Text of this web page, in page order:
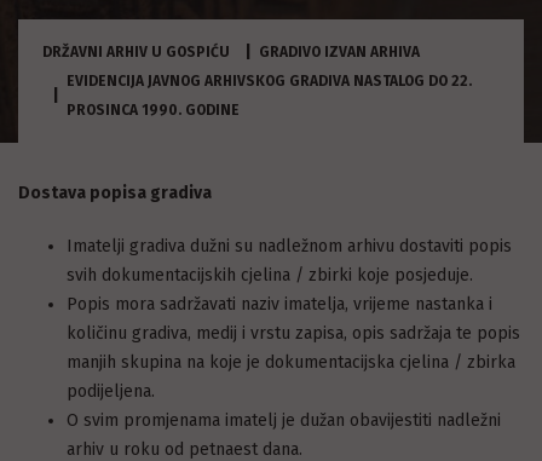
DRŽAVNI ARHIV U GOSPIĆU
GRADIVO IZVAN ARHIVA
EVIDENCIJA JAVNOG ARHIVSKOG GRADIVA NASTALOG DO 22.
PROSINCA 1990. GODINE
Dostava popisa gradiva
Imatelji gradiva dužni su nadležnom arhivu dostaviti popis
svih dokumentacijskih cjelina / zbirki koje posjeduje.
Popis mora sadržavati naziv imatelja, vrijeme nastanka i
količinu gradiva, medij i vrstu zapisa, opis sadržaja te popis
manjih skupina na koje je dokumentacijska cjelina / zbirka
podijeljena.
O svim promjenama imatelj je dužan obavijestiti nadležni
arhiv u roku od petnaest dana.